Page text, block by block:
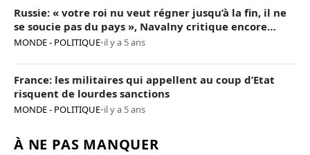
Russie: « votre roi nu veut régner jusqu’à la fin, il ne
se soucie pas du pays », Navalny critique encore
Poutine
MONDE - POLITIQUE•il y a 5 ans
France: les militaires qui appellent au coup d’Etat
risquent de lourdes sanctions
MONDE - POLITIQUE•il y a 5 ans
À NE PAS MANQUER